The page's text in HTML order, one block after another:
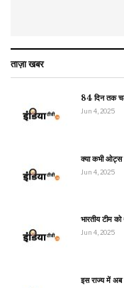
ताज़ा खबर
84 दिन तक
Jun 4, 2025
क्या कभी ओट्स
Jun 4, 2025
भारतीय टीम
Jun 4, 2025
इस राज्य में